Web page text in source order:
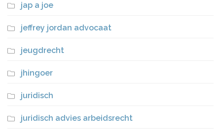
jap a joe
jeffrey jordan advocaat
jeugdrecht
jhingoer
juridisch
juridisch advies arbeidsrecht